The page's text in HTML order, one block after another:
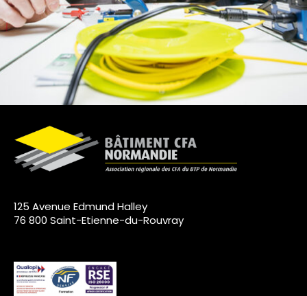
125 Avenue Edmund Halley
76 800 Saint-Etienne-du-Rouvray